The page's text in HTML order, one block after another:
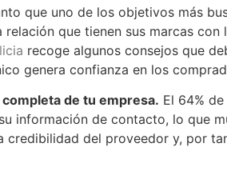
que uno de los objetivos más
que tienen sus marcas
recoge algunos consejos que
genera confianza en los
de tu empresa. El 64%
información de contacto, lo que
credibilidad del proveedor y, por